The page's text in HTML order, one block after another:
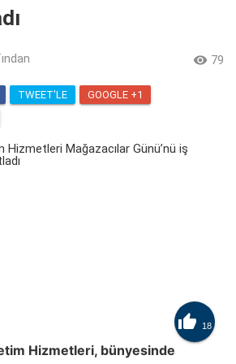
 79
TWEET'LE
GOOGLE +1
 18
Hizmetleri, bünyesinde